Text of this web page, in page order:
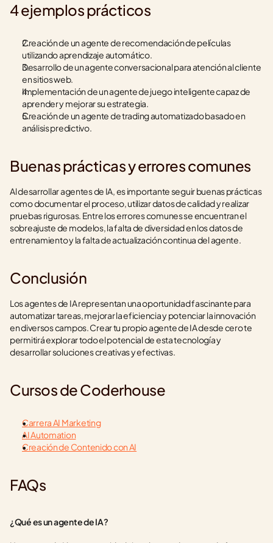
4 ejemplos prácticos
Creación de un agente de recomendación de películas
utilizando aprendizaje automático.
Desarrollo de un agente conversacional para atención al cliente
en sitios web.
Implementación de un agente de juego inteligente capaz de
aprender y mejorar su estrategia.
Creación de un agente de trading automatizado basado en
análisis predictivo.
Buenas prácticas y errores comunes
Al desarrollar agentes de IA, es importante seguir buenas prácticas
como documentar el proceso, utilizar datos de calidad y realizar
pruebas rigurosas. Entre los errores comunes se encuentran el
sobreajuste de modelos, la falta de diversidad en los datos de
entrenamiento y la falta de actualización continua del agente.
Conclusión
Los agentes de IA representan una oportunidad fascinante para
automatizar tareas, mejorar la eficiencia y potenciar la innovación
en diversos campos. Crear tu propio agente de IA desde cero te
permitirá explorar todo el potencial de esta tecnología y
desarrollar soluciones creativas y efectivas.
Cursos de Coderhouse
Carrera AI Marketing
AI Automation
Creación de Contenido con AI
FAQs
¿Qué es un agente de IA?